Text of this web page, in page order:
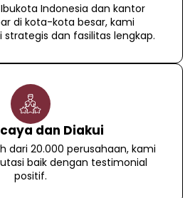
Indonesia dan kantor
di kota-kota besar, kami
strategis dan fasilitas lengkap.
dan Diakui
dari 20.000 perusahaan, kami
baik dengan testimonial
positif.